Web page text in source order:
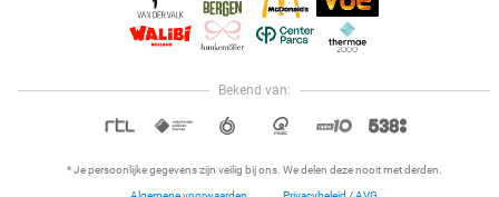
Bekend van:
* Je persoonlijke gegevens zijn veilig bij ons. We delen deze nooit met derden.
Ontdek voordelige escaperooms in Kortrijk
Met korting karten in regio Kortrijk
Hoi, onze klantenservice is open,
dus als je een vraag hebt helpen